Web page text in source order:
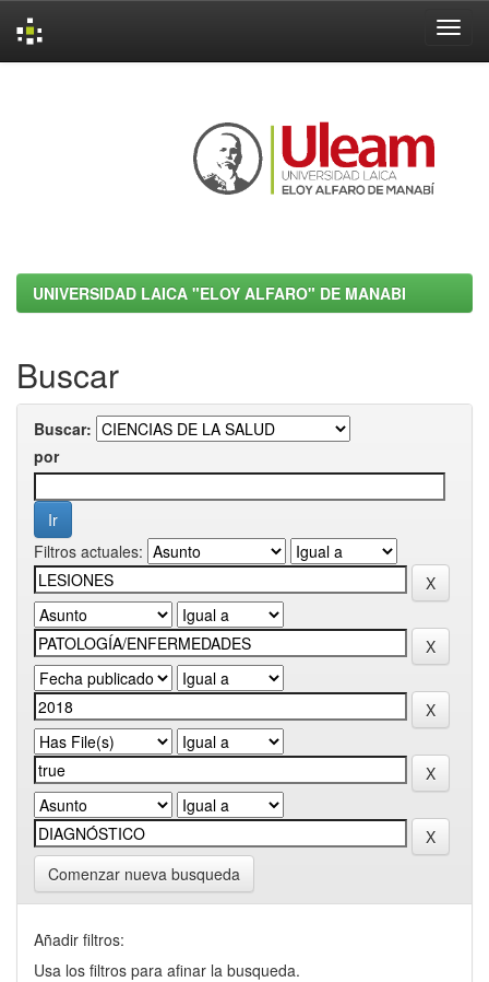
UNIVERSIDAD LAICA "ELOY ALFARO" DE MANABI
Buscar
Buscar:
por
Filtros actuales:
Comenzar nueva busqueda
Añadir filtros:
Usa los filtros para afinar la busqueda.